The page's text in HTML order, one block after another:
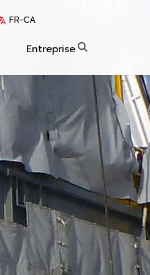
Entreprise
FR-CA